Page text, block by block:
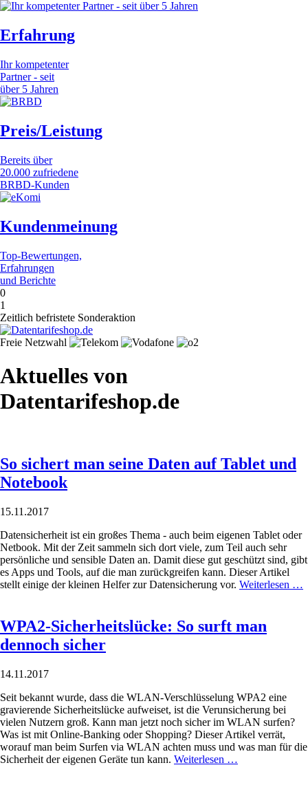
Erfahrung
Ihr kompetenter
Partner - seit
über 5 Jahren
Preis/Leistung
Bereits über
20.000 zufriedene
BRBD-Kunden
Kundenmeinung
Top-Bewertungen,
Erfahrungen
und Berichte
0
1
Zeitlich befristete Sonderaktion
Freie Netzwahl
Aktuelles von
Datentarifeshop.de
So sichert man seine Daten auf Tablet und
Notebook
15.11.2017
Datensicherheit ist ein großes Thema - auch beim eigenen Tablet oder
Netbook. Mit der Zeit sammeln sich dort viele, zum Teil auch sehr
persönliche und sensible Daten an. Damit diese gut geschützt sind, gibt
es Apps und Tools, auf die man zurückgreifen kann. Dieser Artikel
stellt einige der kleinen Helfer zur Datensicherung vor. Weiterlesen …
WPA2-Sicherheitslücke: So surft man
dennoch sicher
14.11.2017
Seit bekannt wurde, dass die WLAN-Verschlüsselung WPA2 eine
gravierende Sicherheitslücke aufweiset, ist die Verunsicherung bei
vielen Nutzern groß. Kann man jetzt noch sicher im WLAN surfen?
Was ist mit Online-Banking oder Shopping? Dieser Artikel verrät,
worauf man beim Surfen via WLAN achten muss und was man für die
Sicherheit der eigenen Geräte tun kann. Weiterlesen …